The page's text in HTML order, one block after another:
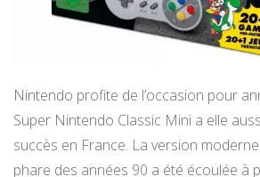
Nintendo profite de l’occasion pour
Super Nintendo Classic Mini a elle
succès en France. La version
phare des années 90 a été écoulée à